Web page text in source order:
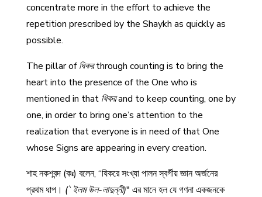
concentrate more in the effort to achieve the
repetition prescribed by the Shaykh as quickly as
possible.
The pillar ofধিকরthrough counting is to bring the
heart into the presence of the One who is
mentioned in that ধিকরand to keep counting, one by
one, in order to bring one’s attention to the
realization that everyone is in need of that One
whose Signs are appearing in every creation.
শাহ নকশবন্দ (কঃ) বলেন, “যিকরে সংখ্যা পালন স্বর্গীয় জ্ঞান অর্জনের
প্রথম ধাপ। (`ইলম উল-লাদুন্নী)" এর মানে হল যে গণনা একজনকে